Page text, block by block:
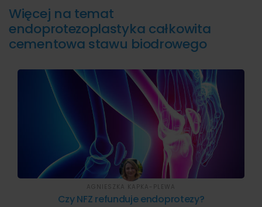
Więcej na temat
endoprotezoplastyka całkowita
cementowa stawu biodrowego
Czy NFZ refunduje endoprotezy?
AGNIESZKA KAPKA-PLEWA